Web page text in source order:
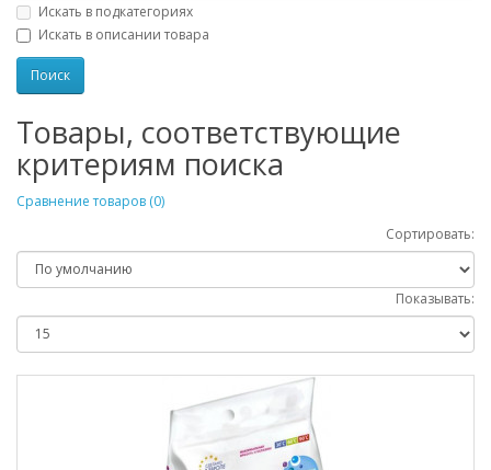
Искать в подкатегориях
Искать в описании товара
Товары, соответствующие
критериям поиска
Сравнение товаров (0)
Сортировать:
Показывать: